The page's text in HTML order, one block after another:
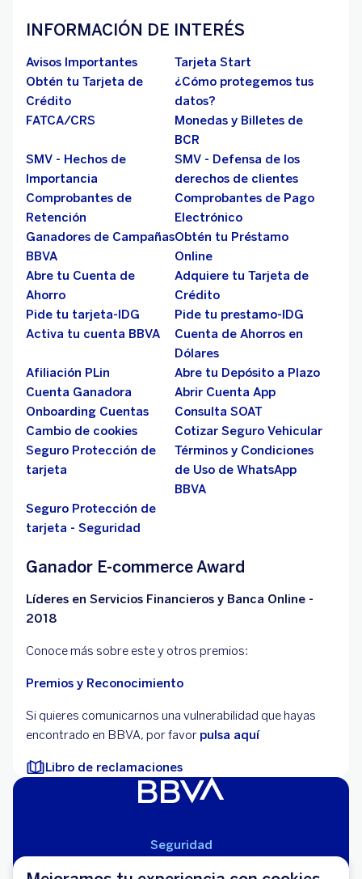
INFORMACIÓN DE INTERÉS
Avisos Importantes
Tarjeta Start
Obtén tu Tarjeta de
Crédito
¿Cómo protegemos tus
datos?
FATCA/CRS
Monedas y Billetes de
BCR
SMV - Hechos de
Importancia
SMV - Defensa de los
derechos de clientes
Comprobantes de
Retención
Comprobantes de Pago
Electrónico
Ganadores de Campañas
BBVA
Obtén tu Préstamo
Online
Abre tu Cuenta de
Ahorro
Adquiere tu Tarjeta de
Crédito
Pide tu tarjeta-IDG
Pide tu prestamo-IDG
Activa tu cuenta BBVA
Cuenta de Ahorros en
Dólares
Afiliación PLin
Abre tu Depósito a Plazo
Cuenta Ganadora
Abrir Cuenta App
Onboarding Cuentas
Consulta SOAT
Cambio de cookies
Cotizar Seguro Vehicular
Seguro Protección de
tarjeta
Términos y Condiciones
de Uso de WhatsApp
BBVA
Seguro Protección de
tarjeta - Seguridad
Ganador E-commerce Award
Líderes en Servicios Financieros y Banca Online -
2018
Conoce más sobre este y otros premios:
Premios y Reconocimiento
Si quieres comunicarnos una vulnerabilidad que hayas
encontrado en BBVA, por favor pulsa aquí
Libro de reclamaciones
Seguridad